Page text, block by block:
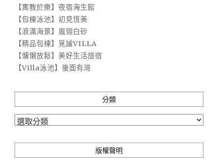
【寓教於樂】夜宿海生館
【包棟泳池】初見恆美
【浪滿海景】嵐翎白砂
【精品包棟】覓謐VILLA
【慵懶放鬆】美好生活旅宿
【Villa泳池】後面有灣
分類
分
版權聲明